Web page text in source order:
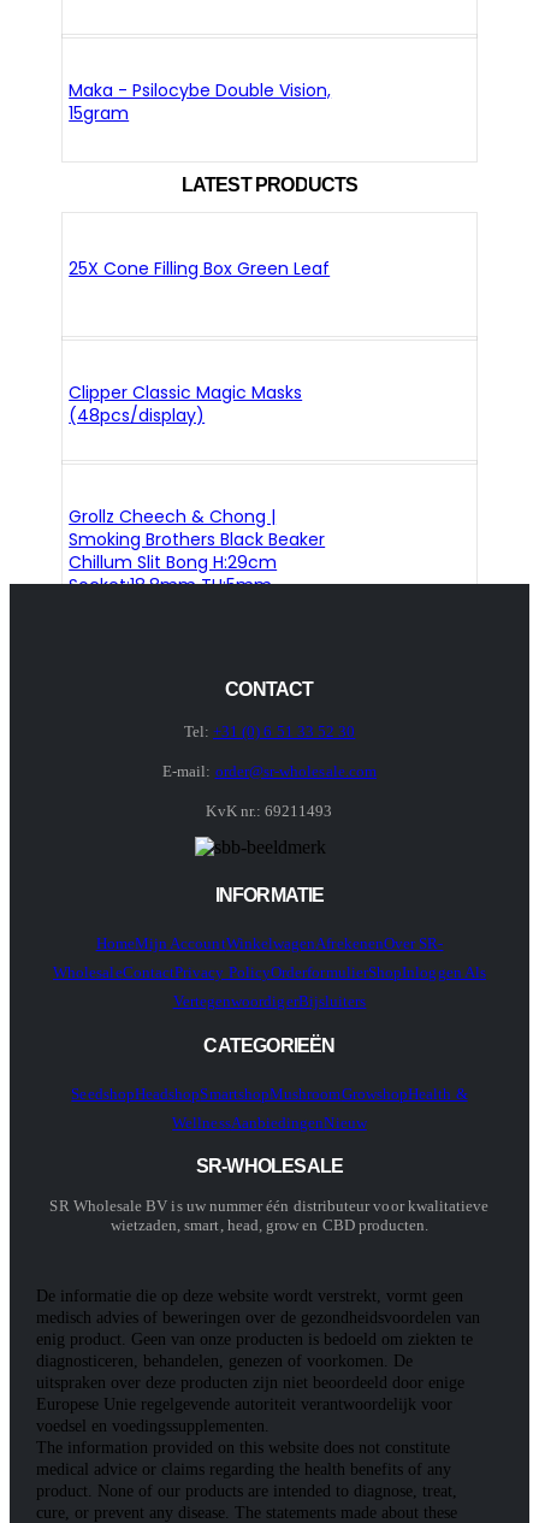
Maka - Psilocybe Double Vision,
15gram
LATEST PRODUCTS
25X Cone Filling Box Green Leaf
Clipper Classic Magic Masks
(48pcs/display)
Grollz Cheech & Chong |
Smoking Brothers Black Beaker
Chillum Slit Bong H:29cm
Socket:18.8mm TH:5mm
CONTACT
Tel: +31 (0) 6 51 33 52 30
E-mail: order@sr-wholesale.com
KvK nr.: 69211493
INFORMATIE
HomeMijn AccountWinkelwagenAfrekenenOver SR-
WholesaleContactPrivacy PolicyOrderformulierShopInloggen Als
VertegenwoordigerBijsluiters
CATEGORIEËN
SeedshopHeadshopSmartshopMushroomGrowshopHealth &
WellnessAanbiedingenNieuw
SR-WHOLESALE
SR Wholesale BV is uw nummer één distributeur voor kwalitatieve
wietzaden, smart, head, grow en CBD producten.
De informatie die op deze website wordt verstrekt, vormt geen
medisch advies of beweringen over de gezondheidsvoordelen van
enig product. Geen van onze producten is bedoeld om ziekten te
diagnosticeren, behandelen, genezen of voorkomen. De
uitspraken over deze producten zijn niet beoordeeld door enige
Europese Unie regelgevende autoriteit verantwoordelijk voor
voedsel en voedingssupplementen.
The information provided on this website does not constitute
medical advice or claims regarding the health benefits of any
product. None of our products are intended to diagnose, treat,
cure, or prevent any disease. The statements made about these